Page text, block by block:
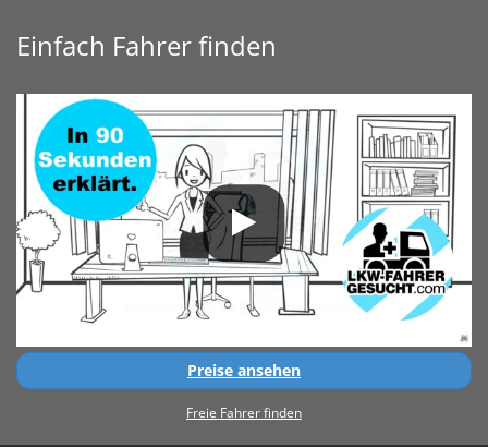
Einfach Fahrer finden
Preise ansehen
Freie Fahrer finden